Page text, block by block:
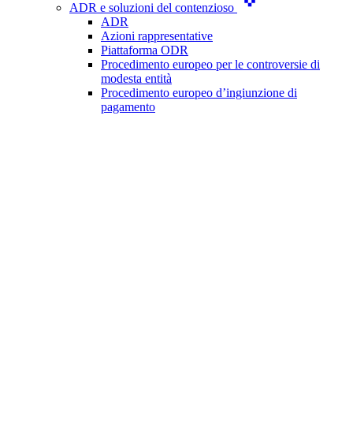
ADR e soluzioni del contenzioso
ADR
Azioni rappresentative
Piattaforma ODR
Procedimento europeo per le controversie di
modesta entità
Procedimento europeo d’ingiunzione di
pagamento